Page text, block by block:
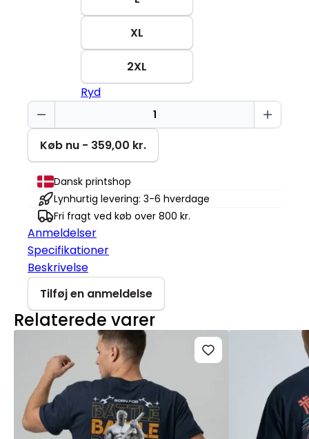
XL
2XL
Ryd
Advarsel
pigetur
Stella
Nora
antal
Køb nu - 359,00 kr.
Dansk printshop
Lynhurtig levering: 3-6 hverdage
Fri fragt ved køb over 800 kr.
Anmeldelser
Specifikationer
Beskrivelse
Tilføj en anmeldelse
Relaterede varer